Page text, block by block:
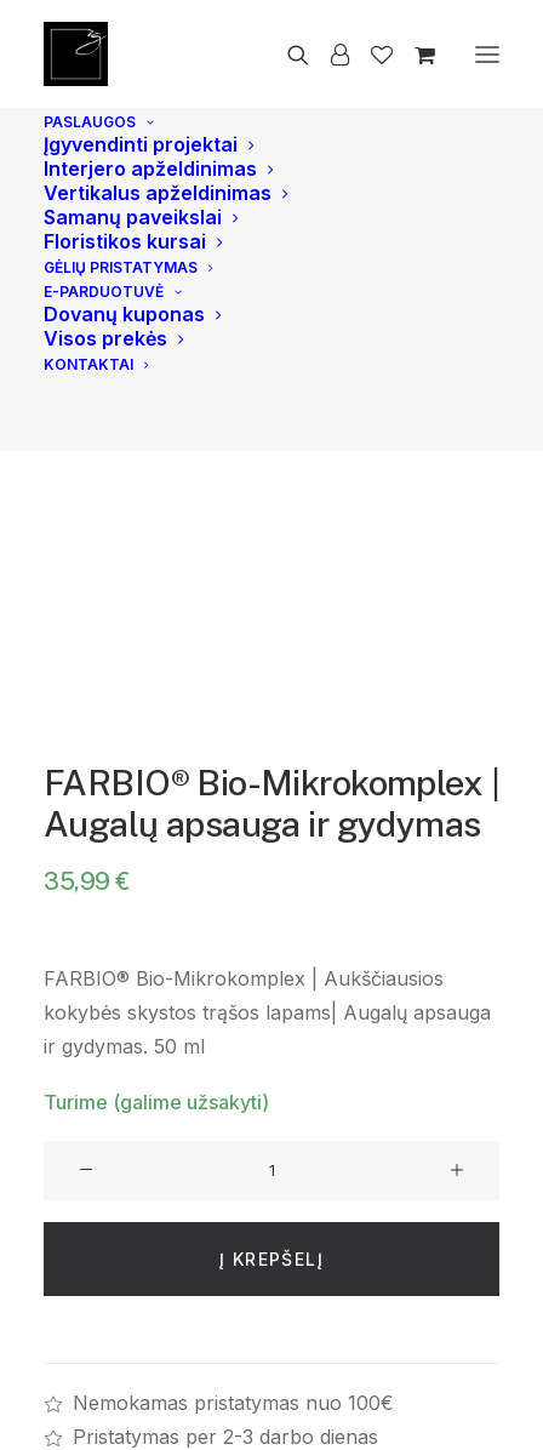
PASLAUGOS
Įgyvendinti projektai
Interjero apželdinimas
Vertikalus apželdinimas
Samanų paveikslai
Floristikos kursai
GĖLIŲ PRISTATYMAS
E-PARDUOTUVĖ
Dovanų kuponas
Visos prekės
KONTAKTAI
Pradžia
Augalų priežiūros priemonės
FARBIO® Bio-Mikrokomplex | Augalų apsauga ir
gydymas
FARBIO® Bio-Mikrokomplex |
Augalų apsauga ir gydymas
35,99€
FARBIO® Bio-Mikrokomplex | Aukščiausios
kokybės skystos trąšos lapams| Augalų apsauga
ir gydymas. 50 ml
Turime (galime užsakyti)
FARBIO®
Mikrokomplex
apsauga
ir
Į KREPŠELĮ
Nemokamas pristatymas nuo 100€
Pristatymas per 2-3 darbo dienas